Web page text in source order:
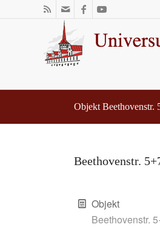
Objekt Beethovenstr.
Beethovenstr.
Objekt
Beethovenstr.